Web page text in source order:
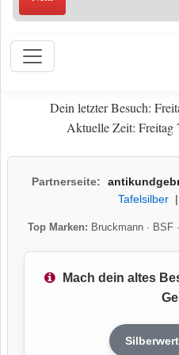
Dein letzter Besuch:
Aktuelle Zeit: Freitag
Partnerseite:
Tafelsilber|
Top Marken: Bruckmann· BSF·
Mach dein altes